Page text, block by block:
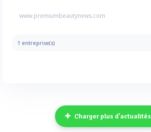
www.premiumbeautynews.com
1 entreprise(s)
Charger plus d'actualités